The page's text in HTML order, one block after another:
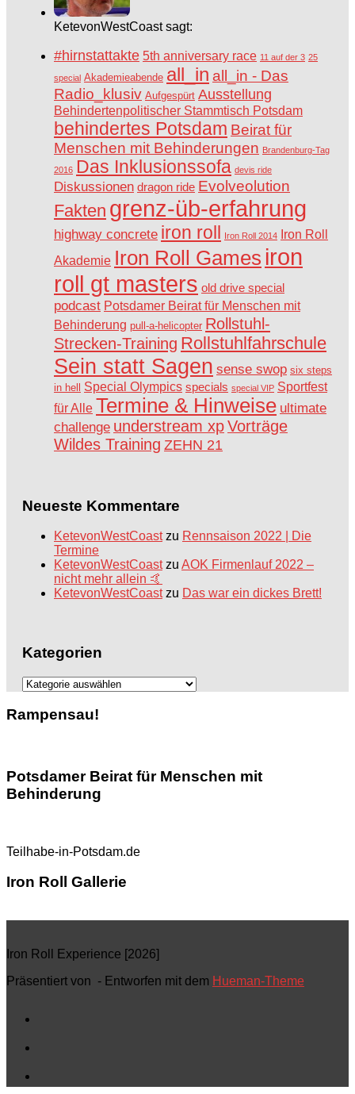
KetevonWestCoast sagt:
#hirnstattakte 5th anniversary race 11 auf der 3 25
special Akademieabende all_in all_in - Das
Radio_klusiv Aufgespürt Ausstellung
Behindertenpolitischer Stammtisch Potsdam
behindertes Potsdam Beirat für
Menschen mit Behinderungen Brandenburg-Tag
2016 Das Inklusionssofa devis ride
Diskussionen dragon ride Evolveolution
Fakten grenz-üb-erfahrung
highway concrete iron roll Iron Roll 2014 Iron Roll
Akademie Iron Roll Games iron
roll gt masters old drive special
podcast Potsdamer Beirat für Menschen mit
Behinderung pull-a-helicopter Rollstuhl-
Strecken-Training Rollstuhlfahrschule
Sein statt Sagen sense swop six steps
in hell
Special Olympics specials special VIP Sportfest
für Alle Termine & Hinweise ultimate
challenge understream xpVorträge
Wildes Training ZEHN 21
Neueste Kommentare
KetevonWestCoastzu Rennsaison 2022 | Die
Termine
KetevonWestCoastzu AOK Firmenlauf 2022 –
nicht mehr allein 🤙
KetevonWestCoastzu Das war ein dickes Brett!
Kategorien
Kategorien
Rampensau!
Potsdamer Beirat für Menschen mit
Behinderung
Teilhabe-in-Potsdam.de
Iron Roll Gallerie
Iron Roll Experience [2026]
Präsentiert von - Entworfen mit dem Hueman-Theme